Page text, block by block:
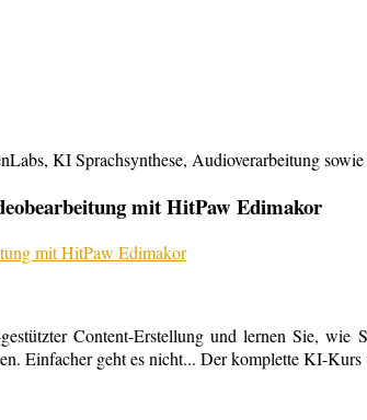
KI Sprachsynthese, Audioverarbeitung
mit HitPaw Edimakor
Content-Erstellung und lernen Sie,
Einfacher geht es nicht... Der komplette KI-